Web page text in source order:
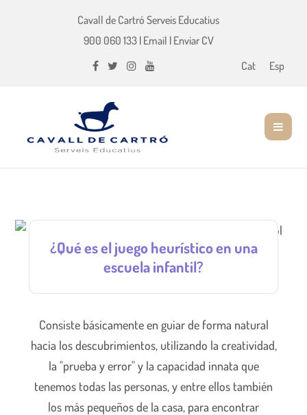
Cavall de Cartró Serveis Educatius
900 060 133| Email | Enviar CV
Cat
Esp
¿Qué es el juego heurístico en una
escuela infantil?
Consiste básicamente en guiar de forma natural
hacia los descubrimientos, utilizando la creatividad,
la "prueba y error" y la capacidad innata que
tenemos todas las personas, y entre ellos también
los más pequeños de la casa, para encontrar